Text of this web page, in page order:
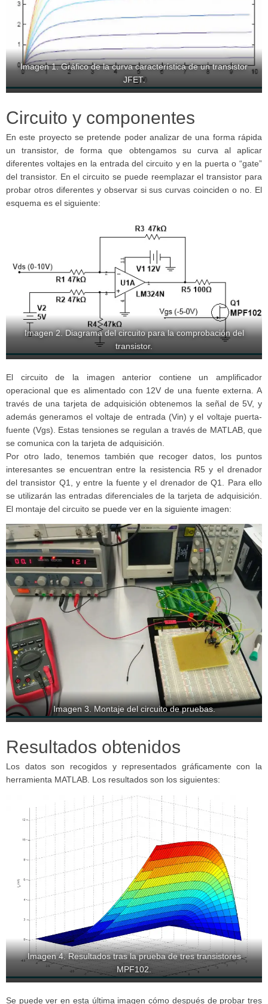
Imagen 1. Gráfico de la curva característica de un transistor
JFET.
Circuito y componentes
En este proyecto se pretende poder analizar de una forma rápida
un transistor, de forma que obtengamos su curva al aplicar
diferentes voltajes en la entrada del circuito y en la puerta o “gate”
del transistor. En el circuito se puede reemplazar el transistor para
probar otros diferentes y observar si sus curvas coinciden o no. El
esquema es el siguiente:
Imagen 2. Diagrama del circuito para la comprobación del
transistor.
El circuito de la imagen anterior contiene un amplificador
operacional que es alimentado con 12V de una fuente externa. A
través de una tarjeta de adquisición obtenemos la señal de 5V, y
además generamos el voltaje de entrada (Vin) y el voltaje puerta-
fuente (Vgs). Estas tensiones se regulan a través de MATLAB, que
se comunica con la tarjeta de adquisición.
Por otro lado, tenemos también que recoger datos, los puntos
interesantes se encuentran entre la resistencia R5 y el drenador
del transistor Q1, y entre la fuente y el drenador de Q1. Para ello
se utilizarán las entradas diferenciales de la tarjeta de adquisición.
El montaje del circuito se puede ver en la siguiente imagen:
Imagen 3. Montaje del circuito de pruebas.
Resultados obtenidos
Los datos son recogidos y representados gráficamente con la
herramienta MATLAB. Los resultados son los siguientes:
Imagen 4. Resultados tras la prueba de tres transistores
MPF102.
Se puede ver en esta última imagen cómo después de probar tres